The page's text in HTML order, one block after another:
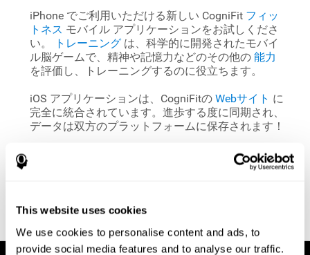
This website uses cookies
We use cookies to personalise content and ads, to
provide social media features and to analyse our traffic.
iPhone でご利用いただける新しい CogniFit フィッ
トネス モバイル アプリケーションをお試しくださ
い。
トレーニングは、科学的に開発されたモバイ
ル脳ゲームで、精神や記憶力などのその他の 能力
を評価し、トレーニングするのに役立ちます。
iOS アプリケーションは、CogniFitの Webサイト に
完全に統合されています。進歩する度に同期され、
データは双方のプラットフォームに保存されます！